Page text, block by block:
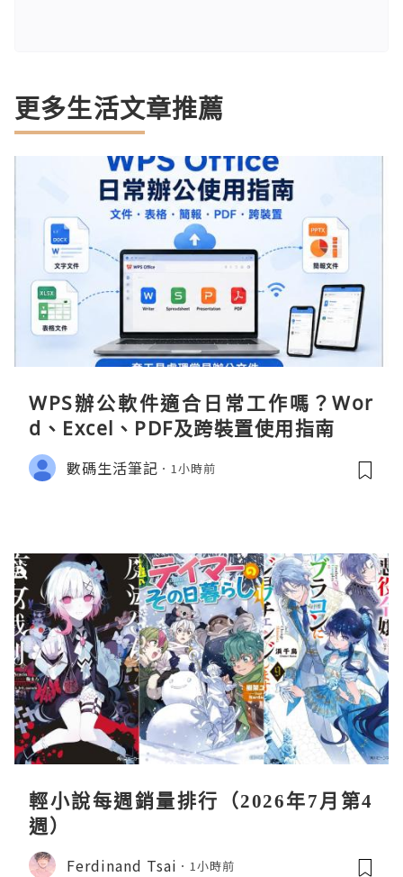
更多生活文章推薦
WPS辦公軟件適合日常工作嗎？Wor
d、Excel、PDF及跨裝置使用指南
數碼生活筆記 1小時前
輕小說每週銷量排行（2026年7月第4
週）
Ferdinand Tsai 1小時前